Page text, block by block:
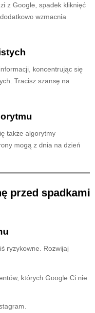
z Google, spadek kliknięć
wzmacnia
koncentrując się
Tracisz szansę na
także algorytmy
mogą z dnia na dzień
przed spadkami
ryzykowne. Rozwijaj
których Google Ci nie